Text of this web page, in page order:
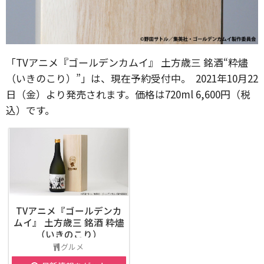
「TVアニメ『ゴールデンカムイ』 土方歳三 銘酒“粋燼
（いきのこり）”」は、現在予約受付中。 2021年10月22
日（金）より発売されます。価格は720ml 6,600円（税
込）です。
TVアニメ『ゴールデンカ
ムイ』 土方歳三 銘酒 粋燼
（いきのこり）
グルメ